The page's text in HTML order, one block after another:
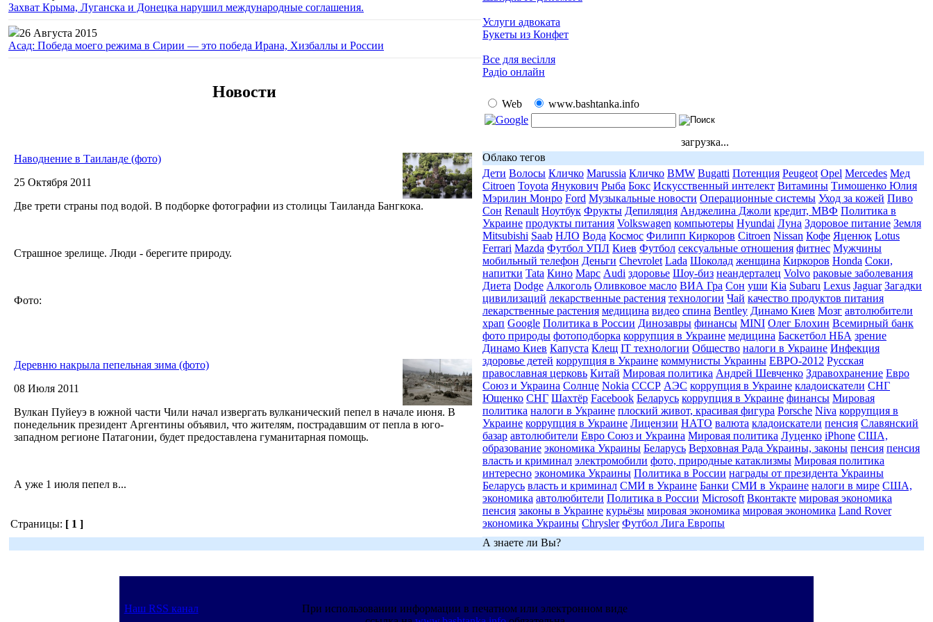
Захват Крыма, Луганска и Донецка нарушил международные соглашения.
26 Августа 2015
Асад: Победа моего режима в Сирии — это победа Ирана, Хизбаллы и России
Новости
Наводнение в Таиланде (фото)
25 Октября 2011
Две трети страны под водой. В подборке фотографии из столицы Таиланда Бангкока.
Страшное зрелище. Люди - берегите природу.
Фото:
Деревню накрыла пепельная зима (фото)
08 Июля 2011
Вулкан Пуйеуэ в южной части Чили начал извергать вулканический пепел в начале июня. В
понедельник президент Аргентины объявил, что жителям, пострадавшим от пепла в юго-
западном регионе Патагонии, будет предоставлена гуманитарная помощь.
А уже 1 июля пепел в...
Страницы: [ 1 ]
Услуги адвоката
Букеты из Конфет
Все для весілля
Радіо онлайн
Web www.bashtanka.info
загрузка...
Облако тегов
Дети Волосы Кличко Marussia Кличко BMW Bugatti Потенция Peugeot Opel Mercedes Мед
Citroen Toyota Янукович Рыба Бокс Искусственный интелект Витамины Тимошенко Юлия
Мэрилин Монро Ford Музыкальные новости Операционные системы Уход за кожей Пиво
Сон Renault Ноутбук Фрукты Депиляция Анджелина Джоли кредит, МВФ Политика в
Украине продукты питания Volkswagen компьютеры Hyundai Луна Здоровое питание Земля
Mitsubishi Saab НЛО Вода Космос Филипп Киркоров Citroen Nissan Кофе Яценюк Lotus
Ferrari Mazda Футбол УПЛ Киев Футбол сексуальные отношения фитнес Мужчины
мобильный телефон Деньги Chevrolet Lada Шоколад женщина Киркоров Honda Соки,
напитки Tata Кино Марс Audi здоровье Шоу-биз неандерталец Volvo раковые заболевания
Диета Dodge Алкоголь Оливковое масло ВИА Гра Сон уши Kia Subaru Lexus Jaguar Загадки
цивилизаций лекарственные растения технологии Чай качество продуктов питания
лекарственные растения медицина видео спина Bentley Динамо Киев Мозг автолюбители
храп Google Политика в России Динозавры финансы MINI Олег Блохин Всемирный банк
фото природы фотоподборка коррупция в Украине медицина Баскетбол НБА зрение
Динамо Киев Капуста Клещ IT технологии Общество налоги в Украине Инфекция
здоровье детей коррупция в Украине коммунисты Украины ЕВРО-2012 Русская
православная церковь Китай Мировая политика Андрей Шевченко Здравохранение Евро
Союз и Украина Солнце Nokia СССР АЭС коррупция в Украине кладоискатели СНГ
Ющенко СНГ Шахтёр Facebook Беларусь коррупция в Украине финансы Мировая
политика налоги в Украине плоский живот, красивая фигура Porsche Niva коррупция в
Украине коррупция в Украине Лицензии НАТО валюта кладоискатели пенсия Славянский
базар автолюбители Евро Союз и Украина Мировая политика Луценко iPhone США,
образование экономика Украины Беларусь Верховная Рада Украины, законы пенсия пенсия
власть и криминал электромобили фото, природные катаклизмы Мировая политика
интересно экономика Украины Политика в России награды от президента Украины
Беларусь власть и криминал СМИ в Украине Банки СМИ в Украине налоги в мире США,
экономика автолюбители Политика в России Microsoft Вконтакте мировая экономика
пенсия законы в Украине курьёзы мировая экономика мировая экономика Land Rover
экономика Украины Chrysler Футбол Лига Европы
А знаете ли Вы?
Наш RSS канал
При использовании информации в печатном или электронном виде